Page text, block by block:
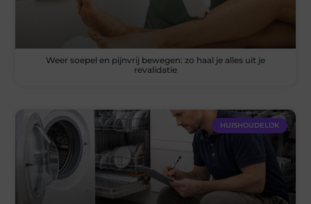
Weer soepel en pijnvrij bewegen: zo haal je alles uit je
revalidatie
HUISHOUDELIJK